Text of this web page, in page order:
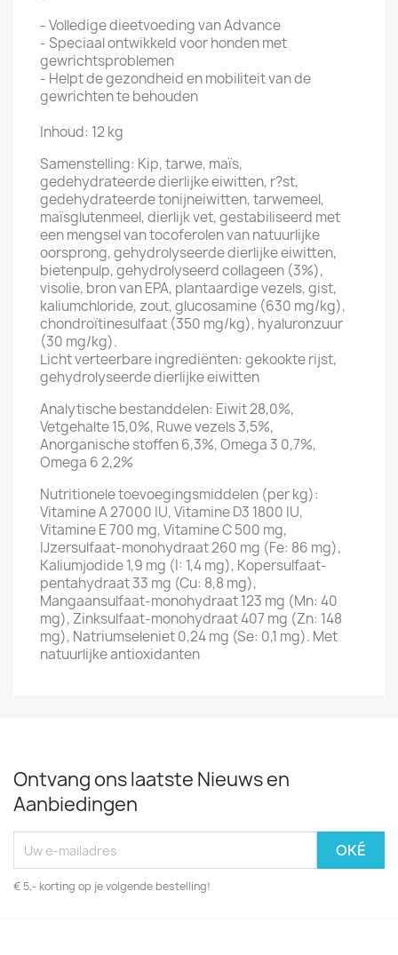
- Volledige dieetvoeding van Advance
- Speciaal ontwikkeld voor honden met
gewrichtsproblemen
- Helpt de gezondheid en mobiliteit van de
gewrichten te behouden
Inhoud: 12 kg
Samenstelling: Kip, tarwe, maïs,
gedehydrateerde dierlijke eiwitten, r?st,
gedehydrateerde tonijneiwitten, tarwemeel,
maïsglutenmeel, dierlijk vet, gestabiliseerd met
een mengsel van tocoferolen van natuurlijke
oorsprong, gehydrolyseerde dierlijke eiwitten,
bietenpulp, gehydrolyseerd collageen (3%),
visolie, bron van EPA, plantaardige vezels, gist,
kaliumchloride, zout, glucosamine (630 mg/kg),
chondroïtinesulfaat (350 mg/kg), hyaluronzuur
(30 mg/kg).
Licht verteerbare ingrediënten: gekookte rijst,
gehydrolyseerde dierlijke eiwitten
Analytische bestanddelen: Eiwit 28,0%,
Vetgehalte 15,0%, Ruwe vezels 3,5%,
Anorganische stoffen 6,3%, Omega 3 0,7%,
Omega 6 2,2%
Nutritionele toevoegingsmiddelen (per kg):
Vitamine A 27000 IU, Vitamine D3 1800 IU,
Vitamine E 700 mg, Vitamine C 500 mg,
IJzersulfaat-monohydraat 260 mg (Fe: 86 mg),
Kaliumjodide 1,9 mg (I: 1,4 mg), Kopersulfaat-
pentahydraat 33 mg (Cu: 8,8 mg),
Mangaansulfaat-monohydraat 123 mg (Mn: 40
mg), Zinksulfaat-monohydraat 407 mg (Zn: 148
mg), Natriumseleniet 0,24 mg (Se: 0,1 mg). Met
natuurlijke antioxidanten
Ontvang ons laatste Nieuws en
Aanbiedingen
€ 5,- korting op je volgende bestelling!